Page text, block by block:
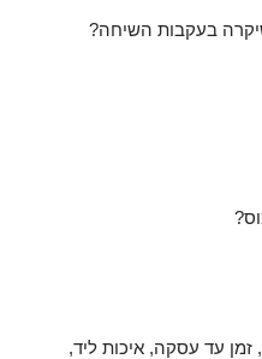
בעקבות השיחה?
עד עסקה, איכות ליד,